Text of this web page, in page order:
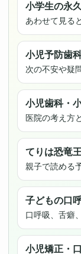
小学生の永
あわせて見る
小児予防歯
次の不安や疑
小児歯科・
医院の考え方
てりは恐竜
親子で読める
子どもの口
口呼吸、舌癖
小児矯正・